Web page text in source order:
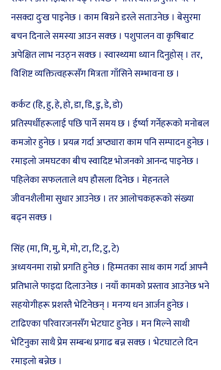
नसक्दा दुःख पाइनेछ । काम बिग्रने डरले सताउनेछ । बेसुरमा
बचन दिनाले समस्या आउन सक्छ । पशुपालन वा कृषिबाट
अपेक्षित लाभ नउठ्न सक्छ । स्वास्थ्यमा ध्यान दिनुहोस् । तर,
विशिष्ट व्यक्तित्वहरूसँग मित्रता गाँसिने सम्भावना छ ।
कर्कट (हि, हु, हे, हो, डा, डि, डु, डे, डो)
प्रतिस्पर्धीहरूलाई पछि पार्ने समय छ । ईर्ष्या गर्नेहरूको मनोबल
कमजोर हुनेछ । प्रयत्न गर्दा अप्ठ्यारा काम पनि सम्पादन हुनेछ ।
रमाइलो जमघटका बीच स्वादिष्ट भोजनको आनन्द पाइनेछ ।
पहिलेका सफलताले थप हौसला दिनेछ । मेहनतले
जीवनशैलीमा सुधार आउनेछ । तर आलोचकहरूको संख्या
बढ्न सक्छ ।
सिंह (मा, मि, मु, मे, मो, टा, टि, टु, टे)
अध्ययनमा राम्रो प्रगति हुनेछ । हिम्मतका साथ काम गर्दा आफ्नै
प्रतिभाले फाइदा दिलाउनेछ । नयाँ कामको प्रस्ताव आउनेछ भने
सहयोगीहरू प्रशस्तै भेटिनेछन् । मनग्य धन आर्जन हुनेछ ।
टाढिएका परिवारजनसँग भेटघाट हुनेछ । मन मिल्ने साथी
भेटिनुका साथै प्रेम सम्बन्ध प्रगाढ बन्न सक्छ । भेटघाटले दिन
रमाइलो बन्नेछ ।